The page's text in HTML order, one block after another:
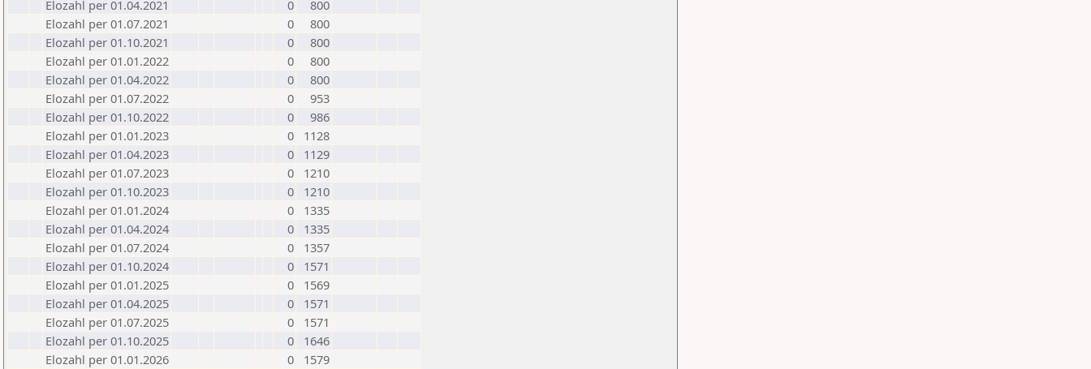
Elozahl per 01.04.2021
0
800
Elozahl per 01.07.2021
0
800
Elozahl per 01.10.2021
0
800
Elozahl per 01.01.2022
0
800
Elozahl per 01.04.2022
0
800
Elozahl per 01.07.2022
0
953
Elozahl per 01.10.2022
0
986
Elozahl per 01.01.2023
0
1128
Elozahl per 01.04.2023
0
1129
Elozahl per 01.07.2023
0
1210
Elozahl per 01.10.2023
0
1210
Elozahl per 01.01.2024
0
1335
Elozahl per 01.04.2024
0
1335
Elozahl per 01.07.2024
0
1357
Elozahl per 01.10.2024
0
1571
Elozahl per 01.01.2025
0
1569
Elozahl per 01.04.2025
0
1571
Elozahl per 01.07.2025
0
1571
Elozahl per 01.10.2025
0
1646
Elozahl per 01.01.2026
0 1579